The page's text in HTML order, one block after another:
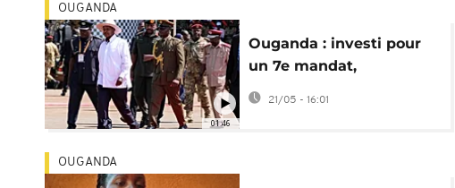
01:46
OUGANDA
Ouganda : investi pour
un 7e mandat,
Museveni qualifie
l'opposition de
21/05 - 16:01
OUGANDA